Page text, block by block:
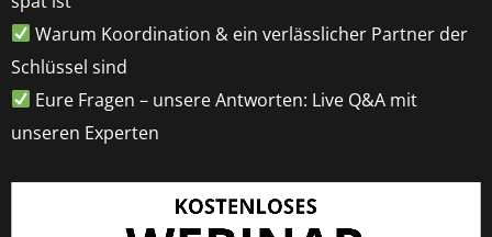
Warum Koordination & ein verlässlicher Partner der
Schlüssel sind
Eure Fragen – unsere Antworten: Live Q&A mit
unseren Experten